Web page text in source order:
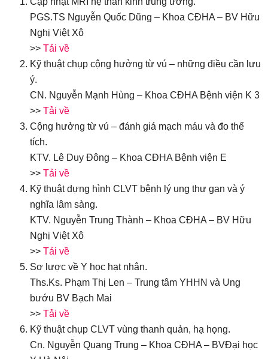
PGS.TS Nguyễn Quốc Dũng – Khoa CĐHA – BV Hữu
Nghị Việt Xô
>> Tải về
Kỹ thuật chụp cộng hưởng từ vú – những điều cần lưu
ý.
CN. Nguyễn Mạnh Hùng – Khoa CĐHA Bệnh viện K 3
>> Tải về
Cộng hưởng từ vú – đánh giá mạch máu và đo thể
tích.
KTV. Lê Duy Đông – Khoa CĐHA Bệnh viện E
>> Tải về
Kỹ thuật dựng hình CLVT bệnh lý ung thư gan và ý
nghĩa lâm sàng.
KTV. Nguyễn Trung Thành – Khoa CĐHA – BV Hữu
Nghị Việt Xô
>> Tải về
Sơ lược về Y học hạt nhân.
Ths.Ks. Phạm Thị Len – Trung tâm YHHN và Ung
bướu BV Bạch Mai
>> Tải về
Kỹ thuật chụp CLVT vùng thanh quản, hạ họng.
Cn. Nguyễn Quang Trung – Khoa CĐHA – BVĐại học